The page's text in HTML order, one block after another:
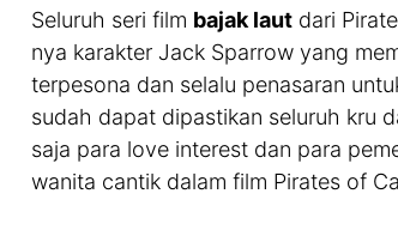
Seluruh seri film bajak laut dari
nya karakter Jack Sparrow yang
terpesona dan selalu penasaran
sudah dapat dipastikan seluruh kru
saja para love interest dan para
wanita cantik dalam film Pirates of